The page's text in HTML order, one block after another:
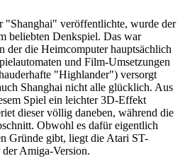
veröffentlichte, wurde der
beliebten Denkspiel. Das war
der die Heimcomputer hauptsächlich
und Film-Umsetzungen
"Highlander") versorgt
Shanghai nicht alle glücklich. Aus
Spiel ein leichter 3D-Effekt
dieser völlig daneben, während die
Obwohl es dafür eigentlich
Gründe gibt, liegt die Atari ST-
Amiga-Version.